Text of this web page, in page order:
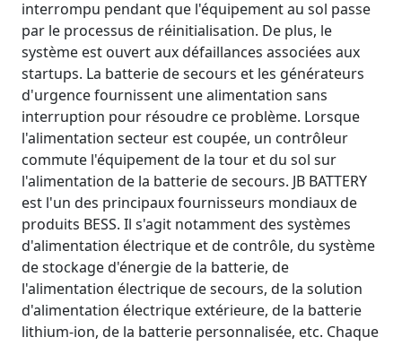
interrompu pendant que l'équipement au sol passe
par le processus de réinitialisation. De plus, le
système est ouvert aux défaillances associées aux
startups. La batterie de secours et les générateurs
d'urgence fournissent une alimentation sans
interruption pour résoudre ce problème. Lorsque
l'alimentation secteur est coupée, un contrôleur
commute l'équipement de la tour et du sol sur
l'alimentation de la batterie de secours. JB BATTERY
est l'un des principaux fournisseurs mondiaux de
produits BESS. Il s'agit notamment des systèmes
d'alimentation électrique et de contrôle, du système
de stockage d'énergie de la batterie, de
l'alimentation électrique de secours, de la solution
d'alimentation électrique extérieure, de la batterie
lithium-ion, de la batterie personnalisée, etc. Chaque